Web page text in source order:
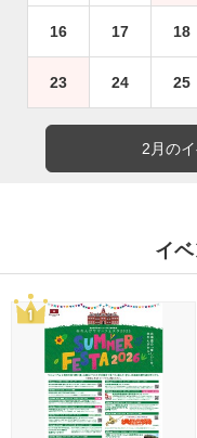
16 17 18
23 24 25
2月の
イ